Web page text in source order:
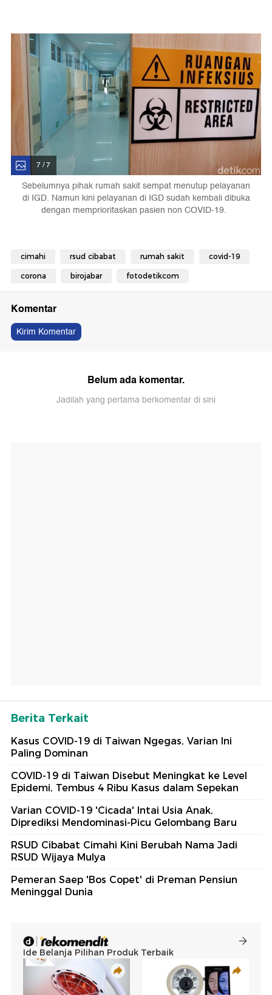
7 / 7
Sebelumnya pihak rumah sakit sempat menutup pelayanan
di IGD. Namun kini pelayanan di IGD sudah kembali dibuka
dengan memprioritaskan pasien non COVID-19.
cimahi rsud cibabat rumah sakit covid-19
corona birojabar fotodetikcom
Komentar
Kirim Komentar
Belum ada komentar.
Jadilah yang pertama berkomentar di sini
Berita Terkait
Kasus COVID-19 di Taiwan Ngegas, Varian Ini
Paling Dominan
COVID-19 di Taiwan Disebut Meningkat ke Level
Epidemi, Tembus 4 Ribu Kasus dalam Sepekan
Varian COVID-19 'Cicada' Intai Usia Anak,
Diprediksi Mendominasi-Picu Gelombang Baru
RSUD Cibabat Cimahi Kini Berubah Nama Jadi
RSUD Wijaya Mulya
Pemeran Saep 'Bos Copet' di Preman Pensiun
Meninggal Dunia